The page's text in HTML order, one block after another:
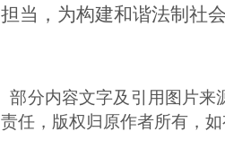
担当，为构建和谐法制社
部分内容文字及引用图片来
责任，版权归原作者所有，